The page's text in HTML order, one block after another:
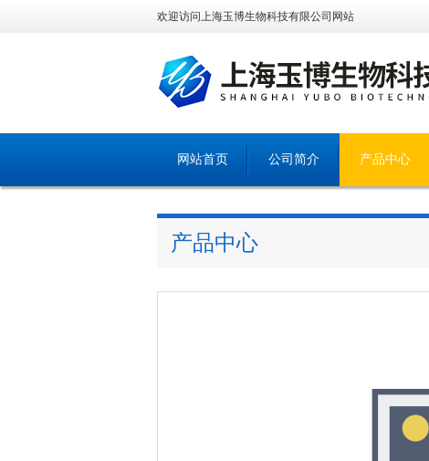
欢迎访问上海玉博生物科技有限公司网站
网站首页 公司简介 产品中心
产品中心